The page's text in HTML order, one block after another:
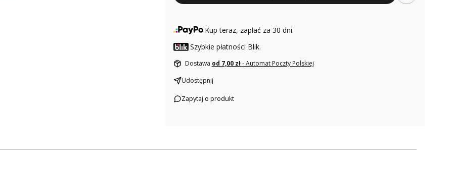
Kup teraz, zapłać za 30 dni.
Szybkie płatności Blik.
Dostawa od 7,00 zł- Automat Poczty Polskiej
Udostępnij
Zapytaj o produkt